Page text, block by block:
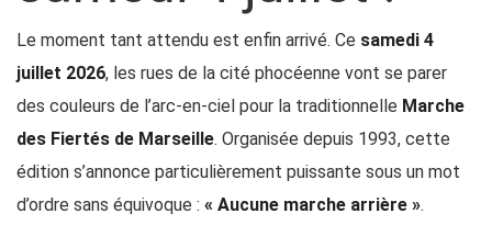
Le moment tant attendu est enfin arrivé. Ce samedi 4
juillet 2026, les rues de la cité phocéenne vont se parer
des couleurs de l’arc-en-ciel pour la traditionnelle Marche
des Fiertés de Marseille. Organisée depuis 1993, cette
édition s’annonce particulièrement puissante sous un mot
d’ordre sans équivoque : « Aucune marche arrière ».